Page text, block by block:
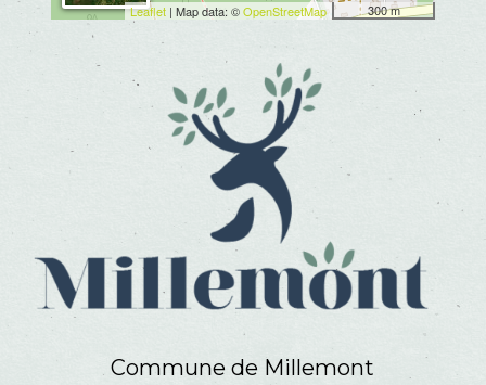
300 m
Leaflet | Map data: ©OpenStreetMap
Commune de Millemont